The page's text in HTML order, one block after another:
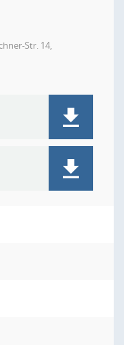
Str. 14,